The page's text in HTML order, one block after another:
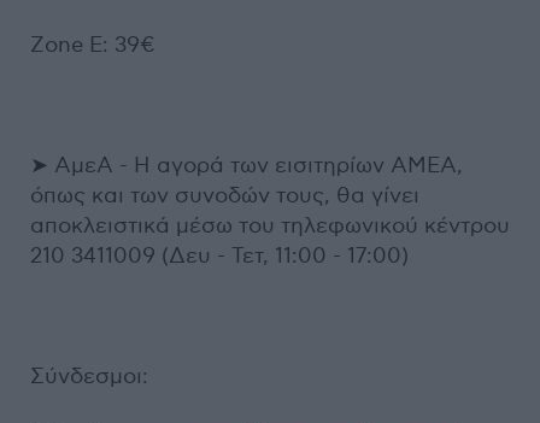
Zone E: 39€
➤ ΑμεΑ - Η αγορά των εισιτηρίων ΑΜΕΑ,
όπως και των συνοδών τους, θα γίνει
αποκλειστικά μέσω του τηλεφωνικού κέντρου
210 3411009 (Δευ - Τετ, 11:00 - 17:00)
Σύνδεσμοι: